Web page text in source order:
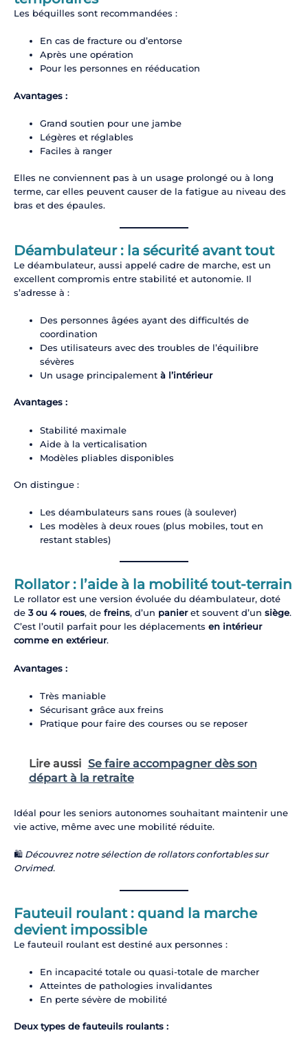
Les béquilles sont recommandées :
En cas de fracture ou d’entorse
Après une opération
Pour les personnes en rééducation
Avantages :
Grand soutien pour une jambe
Légères et réglables
Faciles à ranger
Elles ne conviennent pas à un usage prolongé ou à long
terme, car elles peuvent causer de la fatigue au niveau des
bras et des épaules.
Déambulateur : la sécurité avant tout
Le déambulateur, aussi appelé cadre de marche, est un
excellent compromis entre stabilité et autonomie. Il
s’adresse à :
Des personnes âgées ayant des difficultés de
coordination
Des utilisateurs avec des troubles de l’équilibre
sévères
Un usage principalement à l’intérieur
Avantages :
Stabilité maximale
Aide à la verticalisation
Modèles pliables disponibles
On distingue :
Les déambulateurs sans roues (à soulever)
Les modèles à deux roues (plus mobiles, tout en
restant stables)
Rollator : l’aide à la mobilité tout-terrain
Le rollator est une version évoluée du déambulateur, doté
de 3 ou 4 roues, de freins, d’un panieret souvent d’un siège.
C’est l’outil parfait pour les déplacements en intérieur
comme en extérieur.
Avantages :
Très maniable
Sécurisant grâce aux freins
Pratique pour faire des courses ou se reposer
Lire aussi Se faire accompagner dès son
départ à la retraite
Idéal pour les seniors autonomes souhaitant maintenir une
vie active, même avec une mobilité réduite.
🛍️ Découvrez notre sélection de rollators confortables sur
Orvimed.
Fauteuil roulant : quand la marche
devient impossible
Le fauteuil roulant est destiné aux personnes :
En incapacité totale ou quasi-totale de marcher
Atteintes de pathologies invalidantes
En perte sévère de mobilité
Deux types de fauteuils roulants :